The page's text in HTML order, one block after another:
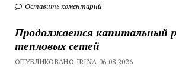
Оставить коментарий
Продолжается капитальный
тепловых сетей
ОПУБЛИКОВАНО IRINA 06.08.2026